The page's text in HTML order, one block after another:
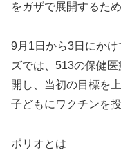
をガザで展開するた
9月1日から3日にか
ズでは、513の保健
開し、当初の目標を
子どもにワクチンを
ポリオとは